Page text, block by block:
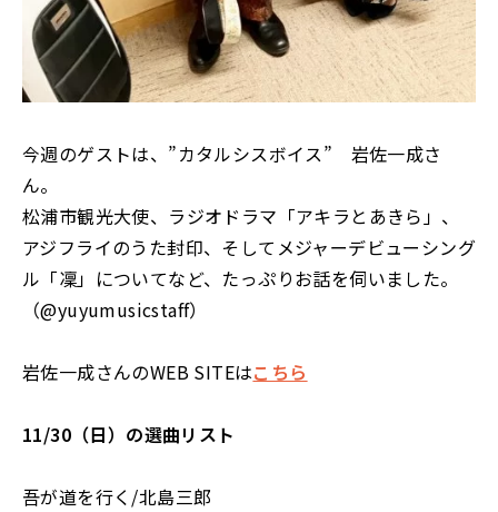
今週のゲストは、”カタルシスボイス” 岩佐一成さ
ん。
松浦市観光大使、ラジオドラマ「アキラとあきら」、
アジフライのうた封印、そしてメジャーデビューシング
ル「凜」についてなど、たっぷりお話を伺いました。
（@yuyumusicstaff）
岩佐一成さんのWEB SITEはこちら
11/30（日）の選曲リスト
吾が道を行く/北島三郎